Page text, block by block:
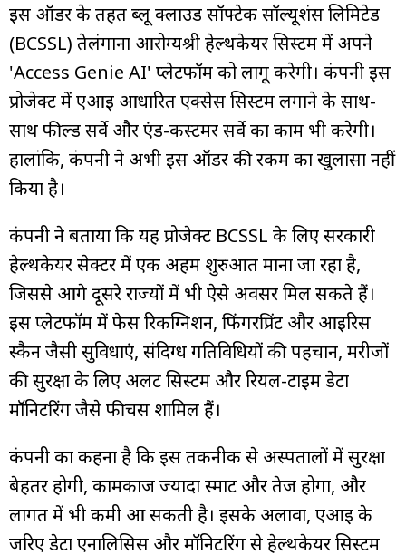
इस ऑर्डर के तहत ब्लू क्लाउड सॉफ्टेक सॉल्यूशंस लिमिटेड
(BCSSL) तेलंगाना आरोग्यश्री हेल्थकेयर सिस्टम में अपने
'Access Genie AI' प्लेटफॉर्म को लागू करेगी। कंपनी इस
प्रोजेक्ट में एआई आधारित एक्सेस सिस्टम लगाने के साथ-
साथ फील्ड सर्वे और एंड-कस्टमर सर्वे का काम भी करेगी।
हालांकि, कंपनी ने अभी इस ऑर्डर की रकम का खुलासा नहीं
किया है।
कंपनी ने बताया कि यह प्रोजेक्ट BCSSL के लिए सरकारी
हेल्थकेयर सेक्टर में एक अहम शुरुआत माना जा रहा है,
जिससे आगे दूसरे राज्यों में भी ऐसे अवसर मिल सकते हैं।
इस प्लेटफॉर्म में फेस रिकग्निशन, फिंगरप्रिंट और आईरिस
स्कैन जैसी सुविधाएं, संदिग्ध गतिविधियों की पहचान, मरीजों
की सुरक्षा के लिए अलर्ट सिस्टम और रियल-टाइम डेटा
मॉनिटरिंग जैसे फीचर्स शामिल हैं।
कंपनी का कहना है कि इस तकनीक से अस्पतालों में सुरक्षा
बेहतर होगी, कामकाज ज्यादा स्मार्ट और तेज होगा, और
लागत में भी कमी आ सकती है। इसके अलावा, एआई के
जरिए डेटा एनालिसिस और मॉनिटरिंग से हेल्थकेयर सिस्टम